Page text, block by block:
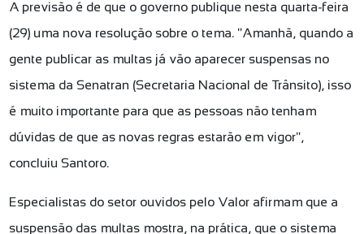
A previsão é de que o governo publique nesta quarta-feira
(29) uma nova resolução sobre o tema. "Amanhã, quando a
gente publicar as multas já vão aparecer suspensas no
sistema da Senatran (Secretaria Nacional de Trânsito), isso
é muito importante para que as pessoas não tenham
dúvidas de que as novas regras estarão em vigor",
concluiu Santoro.
Especialistas do setor ouvidos pelo Valor afirmam que a
suspensão das multas mostra, na prática, que o sistema